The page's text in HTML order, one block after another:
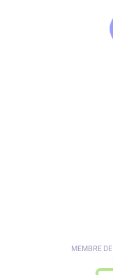
MEMBRE DE